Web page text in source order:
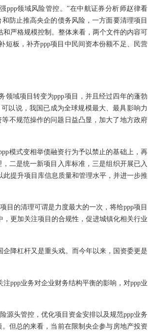
ppp领域风险管控。”在中航证券分析师赵律看
防止推高央企的债务风险，一方面要清理项目
严格规模控制。整体来看，两个文件的内容可
短板，补齐ppp项目中民间资本份额不足、民营
领域项目转变为ppp项目，并且经过四年的蓬勃
以说，我国已成为全球规模最大、最具影响力
不规范操作的问题日益凸显，加大了地方政府
模式变相举债融资行为予以禁止的基础上，再
二是统一新项目入库标准，三是组织开展已入
提升项目库信息质量和管理水平，并进一步推
目的清理可谓是力度最大的一次，将给ppp项目
更加关注项目的合规性，促进城镇化相关行业
降杠杆又是重头戏。而今年以来，国资委更是
ppp业务对企业财务结构平衡的影响，对ppp业
源头管控，优化项目资金安排以及规范ppp业务
但总的来看，当前在限制央企参与房地产投资